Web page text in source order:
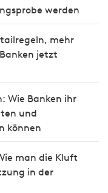
werden
mehr
jetzt
Wie Banken ihr
und
können
man die Kluft
in der